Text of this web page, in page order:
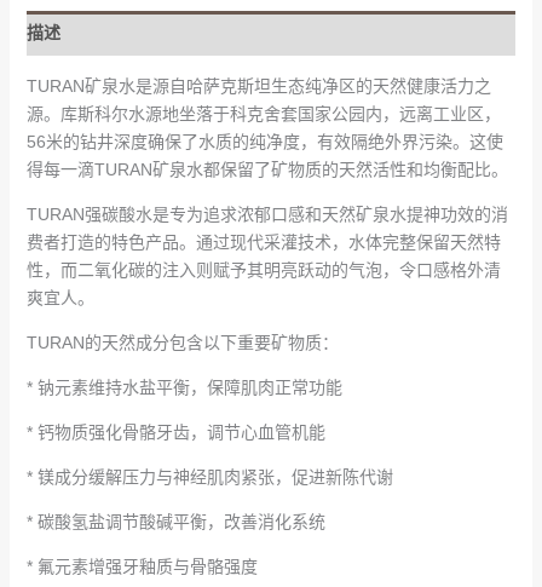
描述
TURAN矿泉水是源自哈萨克斯坦生态纯净区的天然健康活力之
源。库斯科尔水源地坐落于科克舍套国家公园内，远离工业区，
56米的钻井深度确保了水质的纯净度，有效隔绝外界污染。这使
得每一滴TURAN矿泉水都保留了矿物质的天然活性和均衡配比。
TURAN强碳酸水是专为追求浓郁口感和天然矿泉水提神功效的消
费者打造的特色产品。通过现代采灌技术，水体完整保留天然特
性，而二氧化碳的注入则赋予其明亮跃动的气泡，令口感格外清
爽宜人。
TURAN的天然成分包含以下重要矿物质：
* 钠元素维持水盐平衡，保障肌肉正常功能
* 钙物质强化骨骼牙齿，调节心血管机能
* 镁成分缓解压力与神经肌肉紧张，促进新陈代谢
* 碳酸氢盐调节酸碱平衡，改善消化系统
* 氟元素增强牙釉质与骨骼强度